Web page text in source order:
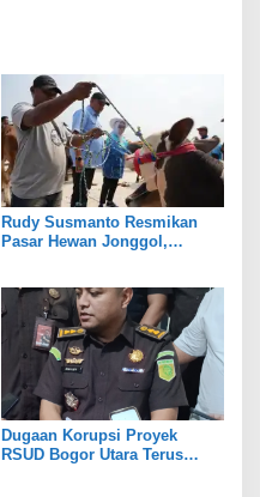
Rudy Susmanto Resmikan
Pasar Hewan Jonggol,
Bogor Timur
Dugaan Korupsi Proyek
RSUD Bogor Utara Terus